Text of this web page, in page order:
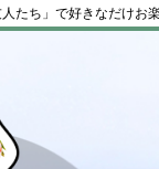
たち」で好きなだけお